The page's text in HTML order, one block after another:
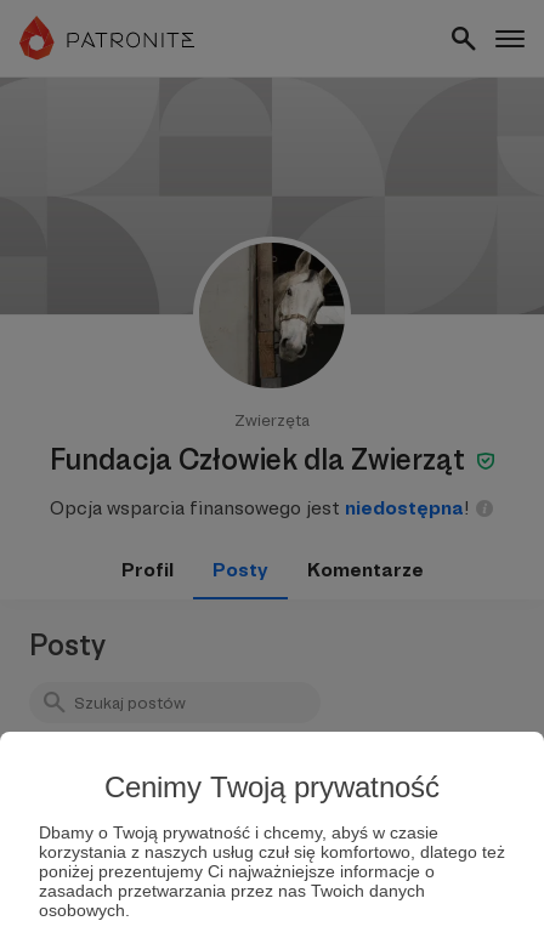
Cenimy Twoją prywatność
Dbamy o Twoją prywatność i chcemy, abyś w czasie
korzystania z naszych usług czuł się komfortowo, dlatego też
poniżej prezentujemy Ci najważniejsze informacje o
zasadach przetwarzania przez nas Twoich danych
osobowych.
Zwierzęta
Fundacja Człowiek dla Zwierząt
Opcja wsparcia finansowego jest niedostępna!
Profil Posty Komentarze
Posty